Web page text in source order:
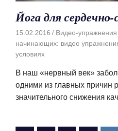
Йога для
15.02.2016 Видео-упражнения
начинающих: видео
условиях
В наш «нервный век»
одними из главных причин
значительного снижения